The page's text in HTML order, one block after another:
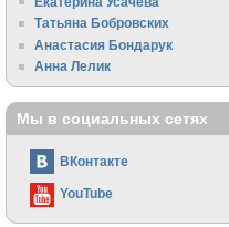
Татьяна Бобровских
Анастасия Бондарук
Анна Лелик
Мы в социальных сетях
ВКонтакте
YouTube